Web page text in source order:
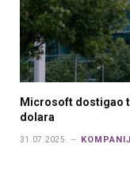
Microsoft dostigao
dolara
31.07.2025.